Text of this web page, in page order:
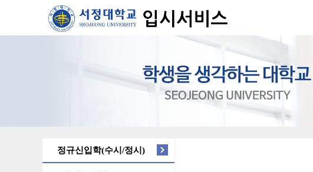
정규신입학(수시/정시)